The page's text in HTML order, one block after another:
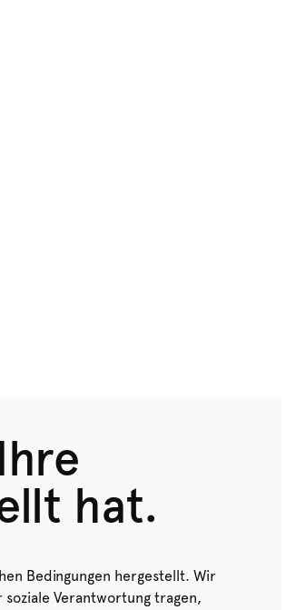
hat.
Bedingungen hergestellt. Wir
Verantwortung tragen,